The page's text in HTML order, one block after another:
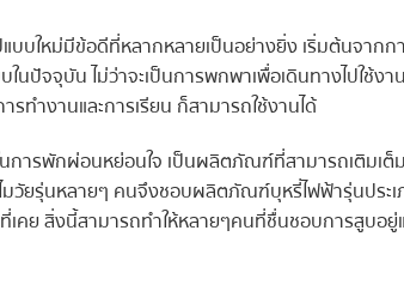
บบใหม่มีข้อดีที่หลากหลายเป็นอย่างยิ่ง เริ่มต้นจากก
นปัจจุบัน ไม่ว่าจะเป็นการพกพาเพื่อเดินทางไปใช้
รทำงานและการเรียน ก็สามารถใช้งานได้
การพักผ่อนหย่อนใจ เป็นผลิตภัณฑ์ที่สามารถเติมเต็
ไมวัยรุ่นหลายๆ คนจึงชอบผลิตภัณฑ์บุหรี่ไฟฟ้ารุ่นประ
คย สิ่งนี้สามารถทำให้หลายๆคนที่ชื่นชอบการสูบอยู่